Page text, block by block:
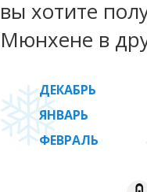
вы хотите
Мюнхене в
ДЕКАБРЬ
ЯНВАРЬ
ФЕВРАЛЬ